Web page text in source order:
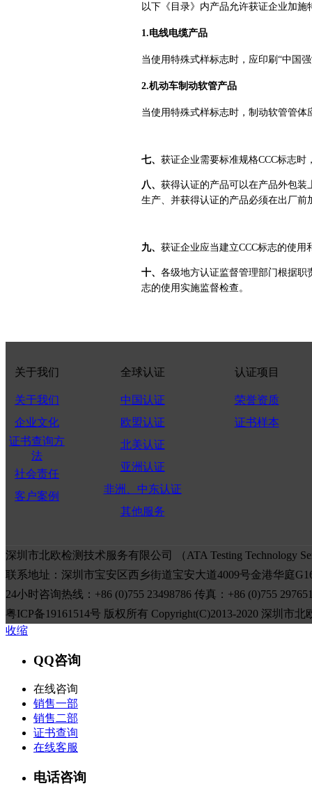
以下《目录》内产品允许获证企业加施
1.电线电缆产品
当使用特殊式样标志时，应印刷“中国
2.机动车制动软管产品
当使用特殊式样标志时，制动软管管体
七、 获证企业需要标准规格CCC标志时
八、 获得认证的产品可以在产品外包装
生产、并获得认证的产品必须在出厂前
九、 获证企业应当建立CCC标志的使
十、 各级地方认证监督管理部门根据职
志的使用实施监督检查。
关于我们
关于我们
企业文化
证书查询方
法
社会责任
客户案例
全球认证
中国认证
欧盟认证
北美认证
亚洲认证
非洲、中东认证
其他服务
认证项目
荣誉资质
证书样本
深圳市北欧检测技术服务有限公司 （ATA Testing Technology
联系地址：深圳市宝安区西乡街道宝安大道4009号金港华庭
24小时咨询热线：+86 (0)755 23498786 传真：+86 (0)755
粤ICP备19161514号 版权所有 Copyright(C)2013-2020 深圳市
收缩
QQ咨询
在线咨询
销售一部
销售二部
证书查询
在线客服
电话咨询